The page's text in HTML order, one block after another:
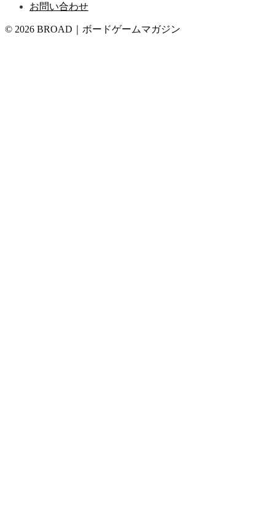
お問い合わせ
© 2026 BROAD｜ボードゲームマガジン